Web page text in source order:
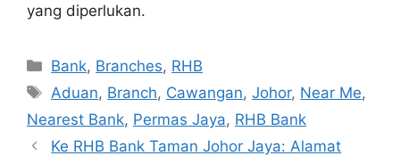
yang diperlukan.
Categories
Bank, Branches, RHB
Tags
Aduan, Branch, Cawangan,Johor, Near Me,
Nearest Bank, Permas Jaya, RHB Bank
Ke RHB Bank Taman Johor Jaya: Alamat